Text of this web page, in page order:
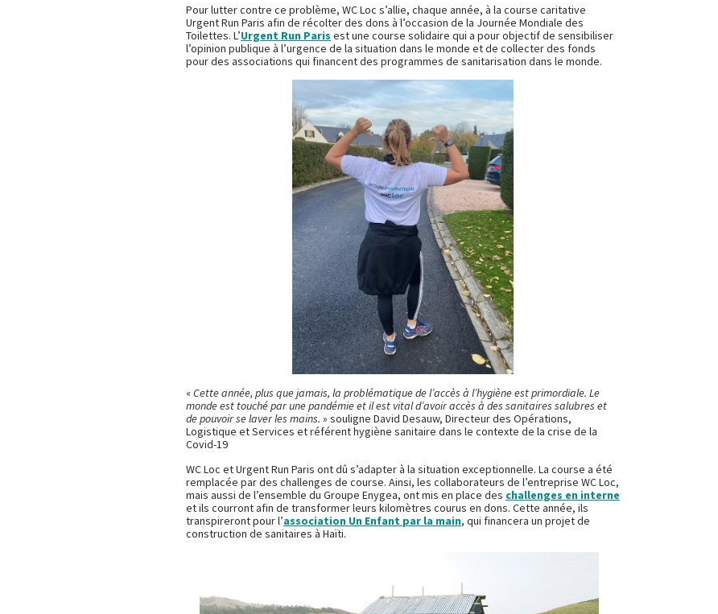
Pour lutter contre ce problème, WC Loc s’allie, chaque année, à la course caritative
Urgent Run Paris afin de récolter des dons à l’occasion de la Journée Mondiale des
Toilettes. L’Urgent Run Paris est une course solidaire qui a pour objectif de sensibiliser
l’opinion publique à l’urgence de la situation dans le monde et de collecter des fonds
pour des associations qui financent des programmes de sanitarisation dans le monde.
«Cette année, plus que jamais, la problématique de l’accès à l’hygiène est primordiale. Le
monde est touché par une pandémie et il est vital d’avoir accès à des sanitaires salubres et
de pouvoir se laver les mains. » souligne David Desauw, Directeur des Opérations,
Logistique et Services et référent hygiène sanitaire dans le contexte de la crise de la
Covid-19
WC Loc et Urgent Run Paris ont dû s’adapter à la situation exceptionnelle. La course a été
remplacée par des challenges de course. Ainsi, les collaborateurs de l’entreprise WC Loc,
mais aussi de l’ensemble du Groupe Enygea, ont mis en place des challenges en interne
et ils courront afin de transformer leurs kilomètres courus en dons. Cette année, ils
transpireront pour l’association Un Enfant par la main, qui financera un projet de
construction de sanitaires à Haïti.